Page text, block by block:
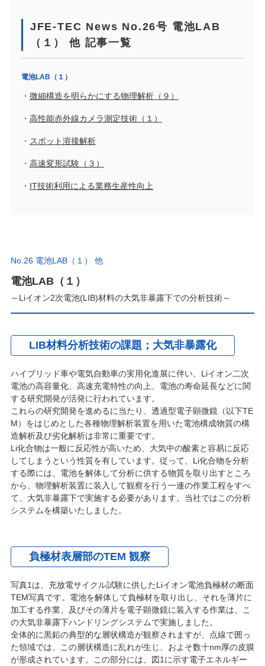
JFE-TEC News No.26号 電池LAB
（１） 他 記事一覧
電池LAB（１）
微細構造を明らかにする物理解析（９）
高性能赤外線カメラ測定技術（１）
スポット溶接解析
高速変形試験（３）
IT技術利用による業務生産性向上
No.26 電池LAB（１） 他
電池LAB（１）
～Liイオン2次電池(LIB)材料の大気非暴露下での分析技術～
LIB材料分析技術の課題；大気非暴露化
ハイブリッド車や電気自動車の実用化進展に伴い、Liイオン二次
電池の高容量化、高速充電特性の向上、電池の寿命延長などに関
する研究開発が活発に行われています。
これらの研究開発を進めるに当たり、透過型電子顕微鏡（以下TE
M）をはじめとした各種物理解析装置を用いた電池構成物質の構
造解析及び劣化解析は非常に重要です。
Li化合物は一般に反応性が高いため、大気中の酸素と容易に反応
してしまうという性質を有しています。従って、Li化合物を分析
する際には、電池を解体して分析に供する物質を取り出すところ
から、物理解析装置に装入して観察を行う一連の作業工程をすべ
て、大気非暴露下で実施する必要があります。当社ではこの分析
システムを構築いたしました。
負極材表層部のTEM 観察
写真1は、充放電サイクル試験に供したLiイオン電池負極材の断面
TEM写真です。電池を解体して負極材を取り出し、それを薄片に
加工する作業、及びその薄片を電子顕微鏡に装入する作業は、こ
の大気非暴露下ハンドリングシステムで実施しました。
全体的に黒鉛の典型的な層状構造が観察されますが、点線で囲っ
た領域では、この層状構造に乱れが生じ、およそ数十nm厚の皮膜
が形成されています。この部分には、図1に示す電子エネルギー